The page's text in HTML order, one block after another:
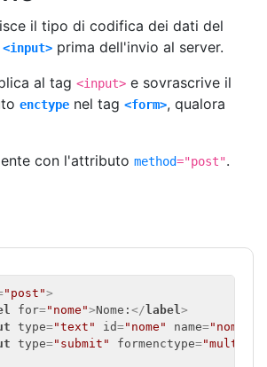
il tipo di codifica dei dati del
<input> prima dell'invio al server.
al tag <input> e sovrascrive il
enctype nel tag <form>, qualora
con l'attributo method="post".
"post">
for="nome">Nome: </ label>
type="text" id="nome" name="nome"
type="submit" formenctype=